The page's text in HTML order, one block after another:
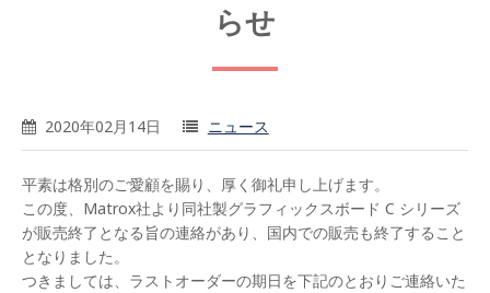
らせ
2020年02月14日 ニュース
平素は格別のご愛顧を賜り、厚く御礼申し上げます。
この度、Matrox社より同社製グラフィックスボード C シリーズ
が販売終了となる旨の連絡があり、国内での販売も終了すること
となりました。
つきましては、ラストオーダーの期日を下記のとおりご連絡いた